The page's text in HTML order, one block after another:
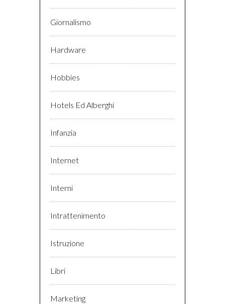
Giornalismo
Hardware
Hobbies
Hotels Ed Alberghi
Infanzia
Internet
Interni
Intrattenimento
Istruzione
Libri
Marketing